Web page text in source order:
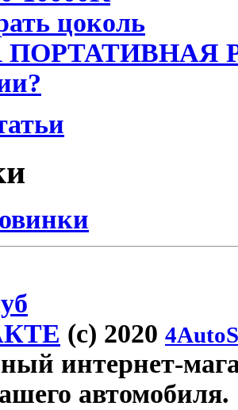
цоколь
ПОРТАТИВНАЯ
(c) 2020
интернет-
автомобиля.